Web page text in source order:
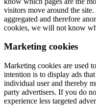
visitors move around the
aggregated and therefore
cookies, we will not know
Marketing cookies
Marketing cookies are used
intention is to display ads
individual user and thereby
party advertisers. If you do
experience less targeted